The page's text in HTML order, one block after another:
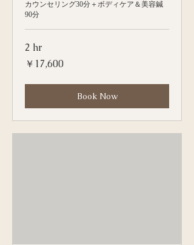
カウンセリング30分＋ボディケア＆美容鍼
90分
2 hr
17,600
円
￥17,600
Book Now